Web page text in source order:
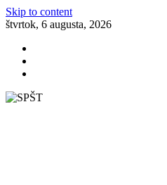
Skip to content
štvrtok, 6 augusta, 2026